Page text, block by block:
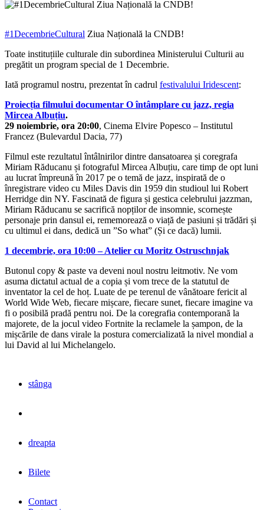
#1DecembrieCultural Ziua Națională la CNDB!
Toate instituțiile culturale din subordinea Ministerului Culturii au
pregătit un program special de 1 Decembrie.
Iată programul nostru, prezentat în cadrul festivalului Iridescent:
Proiecția filmului documentar O întâmplare cu jazz, regia
Mircea Albuțiu.
29 noiembrie, ora 20:00, Cinema Elvire Popesco – Institutul
Francez (Bulevardul Dacia, 77)
Filmul este rezultatul întâlnirilor dintre dansatoarea și coregrafa
Miriam Răducanu și fotograful Mircea Albuțiu, care timp de opt luni
au lucrat împreună în 2017 pe o temă de jazz, inspirată de o
înregistrare video cu Miles Davis din 1959 din studioul lui Robert
Herridge din NY. Fascinată de figura și gestica celebrului jazzman,
Miriam Răducanu se sacrifică nopților de insomnie, scornește
personaje prin dansul ei, rememorează o viață de pasiuni și trădări și
cu ultimul ei dans, dedică un ”So what” (Și ce dacă) lumii.
1 decembrie, ora 10:00 – Atelier cu Moritz Ostruschnjak
Butonul copy & paste va deveni noul nostru leitmotiv. Ne vom
asuma dictatul actual de a copia și vom trece de la statutul de
inventator la cel de hoț. Luate de pe terenul de vânătoare fericit al
World Wide Web, fiecare mișcare, fiecare sunet, fiecare imagine va
fi o posibilă pradă pentru noi. De la coregrafia contemporană la
majorete, de la jocul video Fortnite la reclamele la șampon, de la
mișcările de dans virale la postura comercializată la nivel mondial a
lui David al lui Michelangelo.
stânga
dreapta
Bilete
Contact